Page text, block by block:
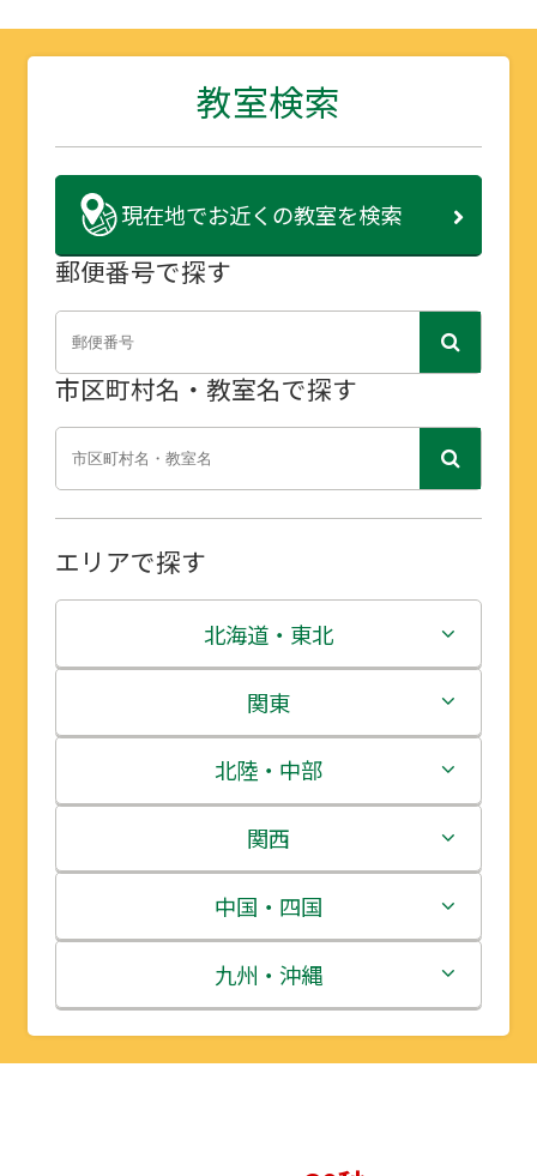
教室検索
現在地でお近くの教室を検索
郵便番号で探す
市区町村名・教室名で探す
エリアで探す
北海道・東北
北海道
青森県
岩手県
宮城県
秋田県
山形県
関東
茨城県
栃木県
群馬県
埼玉県
千葉県
神奈川県
北陸・中部
新潟県
富山県
石川県
福井県
関西
三重県
滋賀県
京都府
中国・四国
鳥取県
島根県
九州・沖縄
福岡県